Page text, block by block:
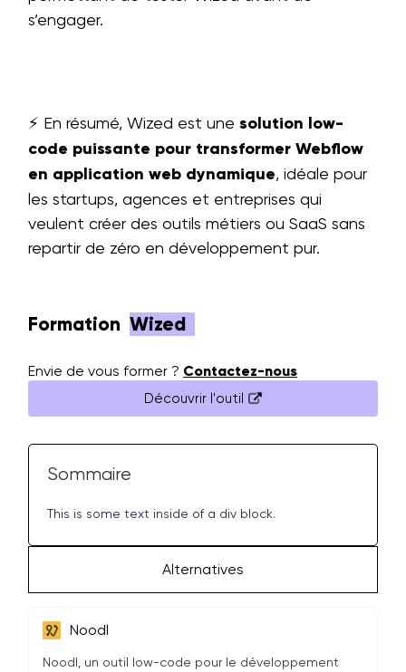
s’engager.
⚡ En résumé, Wized est une solution low-
code puissante pour transformer Webflow
en application web dynamique, idéale pour
les startups, agences et entreprises qui
veulent créer des outils métiers ou SaaS sans
repartir de zéro en développement pur.
Formation Wized
Envie de vous former ? Contactez-nous
Découvrir l'outil
Sommaire
This is some text inside of a div block.
Alternatives
Noodl
Noodl, un outil low-code pour le développement